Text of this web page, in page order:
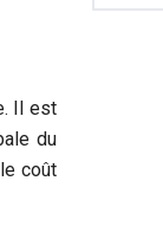
Il est
du
coût